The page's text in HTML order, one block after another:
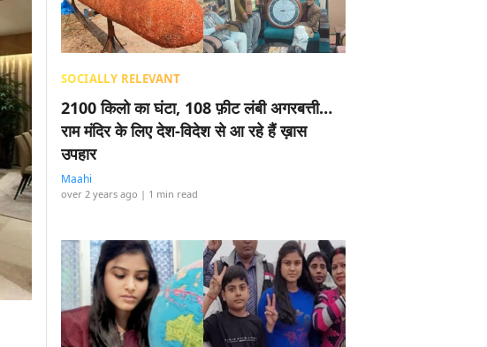
SOCIALLY RELEVANT
2100 किलो का घंटा, 108 फ़ीट लंबी अगरबत्ती…
राम मंदिर के लिए देश-विदेश से आ रहे हैं ख़ास
उपहार
Maahi
over 2 years ago | 1 min read